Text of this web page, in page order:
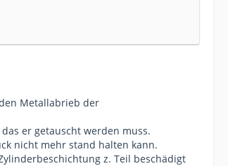
Metallabrieb der
er getauscht werden muss.
nicht mehr stand halten kann.
z. Teil beschädigt